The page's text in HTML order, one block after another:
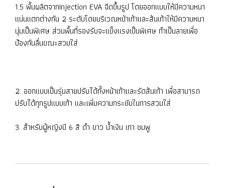
1.5 พื้นผลิตจากInjection EVA ฉีดขึ้นรูป โดยออกแบบให้มีความหนา
แน่นแตกต่างกัน 2 ระดับโดยบริเวณหน้าเท้าและส้นเท้าให้มีความหนา
นุ่มเป็นพิเศษ ส่วนพื้นที่รองรับจะแข็งแรงเป็นพิเศษ ทำเป็นลายเพื่อ
ป้องกันลื่นขณะสวมใส่
2. ออกแบบเป็นรุ่นสายปรับได้ทั้งหน้าเท้าและรัดส้นเท้า เพื่อสามารถ
ปรับได้ทุกรูปแบบเท้า และเพิ่มความกระชับในการสวมใส่
3. สำหรับผู้หญิงมี 6 สี ดำ ขาว น้ำเงิน เทา ชมพู